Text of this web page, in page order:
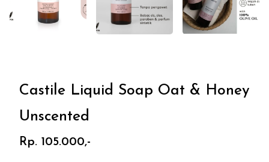
Castile Liquid Soap Oat & Honey
Unscented
Rp. 105.000,-